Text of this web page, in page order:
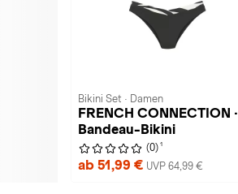
Bikini Set · Damen
FRENCH CONNECTION ·
Bandeau-Bikini
(0) 1
ab 51,99 € UVP 64,99 €